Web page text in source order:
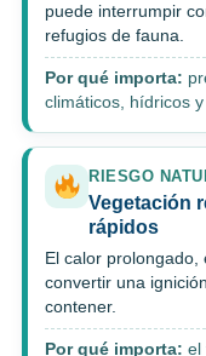
puede interrumpir
refugios de fauna.
Por qué importa:
climáticos, hídricos
RIESGO
Vegetación
rápidos
El calor
convertir una
contener.
Por qué importa: el